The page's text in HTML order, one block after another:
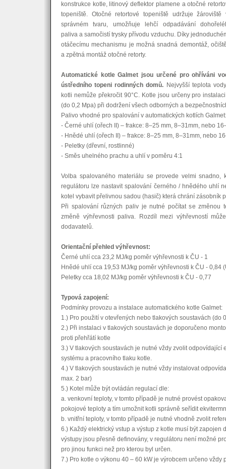
konstrukce kotle, litinový deflektor plamene a otočné
topeniště. Otočné retortové topeniště udržuje žároviště
správném tvaru, umožňuje lehčí odpadávání
paliva a samočistí trysky přívodu vzduchu. Díky
otáčecímu mechanismu je možná snadná demontáž,
a zpětná montáž otočné retorty.
Automatické kotle Galmet jsou určené pro ohříváni
ústředního topeni rodinných domů. Nejvyšší teplota
kotli nemůže překročit 90°C. Kotle jsou určeny pro
(do 0,2 Mpa) při dodržení všech odborných a
Palivo vhodné pro spalování v automatických kotlích Galmet:
- Černé uhlí (ořech II) – frakce: 8–25 mm, 8–31mm, nebo
- Hnědé uhlí (ořech II) – frakce: 8–25 mm, 8–31mm, nebo
- Peletky (dřevní, rostlinné)
- Směs uhelného prachu a uhlí v poměru 4:1
Volba spalovaného materiálu se provede velmi snadno,
regulátoru lze nastavit spalování černého / hnědého uhlí
kotel vybavit přelivnou sadou (hasič) která chrání zásobník
Při spalování různých paliv je nutné počítat se změnou
změně výhřevnosti paliva. Rozdíl mezi výhřevností
dodavatelů.
Orientační přehled výhřevnost:
Černé uhlí cca 23,2 MJ/kg poměr výhřevnosti k ČU - 1
Hnědé uhlí cca 19,53 MJ/kg poměr výhřevnosti k ČU - 0,84
Peletky cca 18,02 MJ/kg poměr výhřevnosti k ČU - 0,77
Typová zapojení:
Podmínky provozu a instalace automatického kotle Galmet:
1.) Pro použití v otevřených nebo tlakových soustavách (do
2.) Při instalaci v tlakových soustavách je doporučeno
proti přehřátí kotle
3.) V tlakových soustavách je nutné vždy zvolit
systému a pracovního tlaku kotle.
4.) V tlakových soustavách je nutné vždy instalovat
max. 2 bar)
5.) Kotel může být ovládán regulací dle:
a. venkovní teploty, v tomto případě je nutné provést
pokojové teploty a tím umožnit kotli správně seřídit
b. vnitřní teploty, v tomto případě je nutné vhodně zvolit
6.) Každý elektrický vstup a výstup z kotle musí být zapojen
výstupy jsou přesně definovány, v regulátoru není možné
pro jinou funkci než pro kterou byl určen.
7.) Pro kotle o výkonu 40 – 60 kW je výrobcem určeno